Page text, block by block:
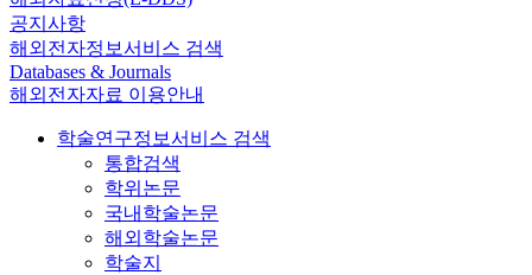
공지사항
해외전자정보서비스 검색
Databases & Journals
해외전자자료 이용안내
학술연구정보서비스 검색
통합검색
학위논문
국내학술논문
해외학술논문
학술지